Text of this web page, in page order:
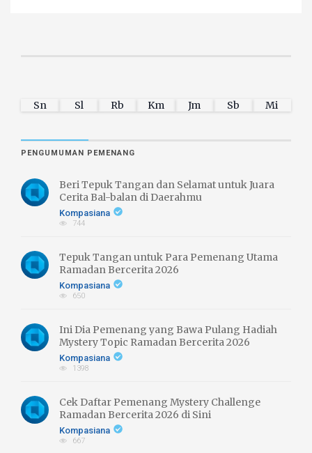
Sn Sl Rb Km Jm Sb Mi
PENGUMUMAN PEMENANG
Beri Tepuk Tangan dan Selamat untuk Juara
Cerita Bal-balan di Daerahmu
Kompasiana
744
Tepuk Tangan untuk Para Pemenang Utama
Ramadan Bercerita 2026
Kompasiana
650
Ini Dia Pemenang yang Bawa Pulang Hadiah
Mystery Topic Ramadan Bercerita 2026
Kompasiana
1398
Cek Daftar Pemenang Mystery Challenge
Ramadan Bercerita 2026 di Sini
Kompasiana
667